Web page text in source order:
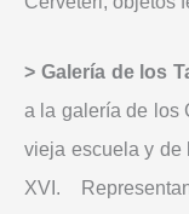
> Galería de los
a la galería de los
vieja escuela y de
XVI.